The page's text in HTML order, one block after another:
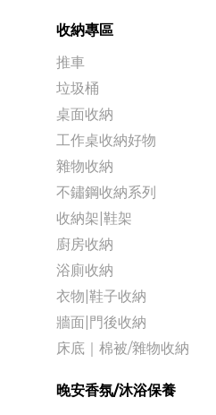
收納專區
推車
垃圾桶
桌面收納
工作桌收納好物
雜物收納
不鏽鋼收納系列
收納架|鞋架
廚房收納
浴廁收納
衣物|鞋子收納
牆面|門後收納
床底｜棉被/雜物收納
晚安香氛/沐浴保養